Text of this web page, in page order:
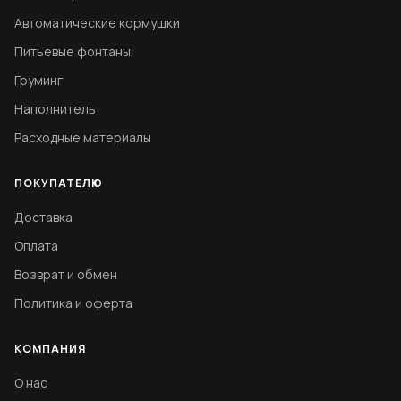
Автоматические кормушки
Питьевые фонтаны
Груминг
Наполнитель
Расходные материалы
ПОКУПАТЕЛЮ
Доставка
Оплата
Возврат и обмен
Политика и оферта
КОМПАНИЯ
О нас